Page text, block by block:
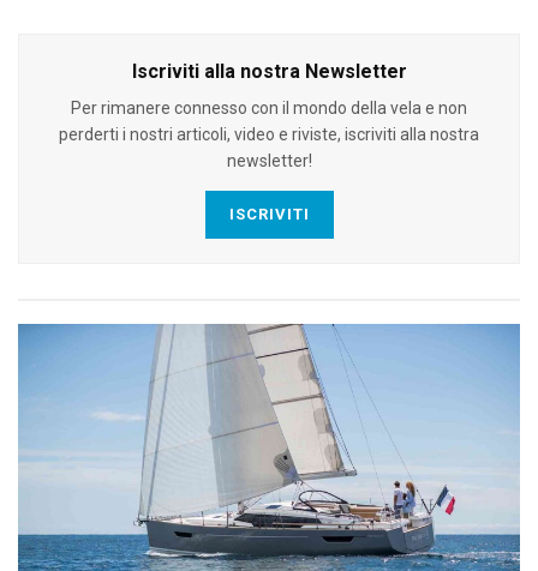
Iscriviti alla nostra Newsletter
Per rimanere connesso con il mondo della vela e non
perderti i nostri articoli, video e riviste, iscriviti alla nostra
newsletter!
ISCRIVITI